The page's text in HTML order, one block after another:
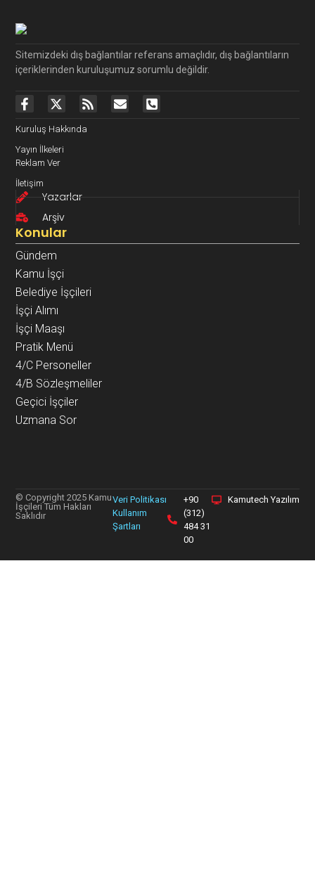
Sitemizdeki dış bağlantılar referans amaçlıdır, dış bağlantıların
içeriklerinden kuruluşumuz sorumlu değildir.
Kuruluş Hakkında
Yayın İlkeleri
Reklam Ver
İletişim
Yazarlar
Arşiv
Konular
Gündem
Kamu İşçi
Belediye İşçileri
İşçi Alımı
İşçi Maaşı
Pratik Menü
4/C Personeller
4/B Sözleşmeliler
Geçici İşçiler
Uzmana Sor
© Copyright 2025 Kamu
İşçileri Tüm Hakları
Saklıdır
Veri Politikası
Kullanım
Şartları
+90
(312)
484 31
00
Kamutech Yazılım